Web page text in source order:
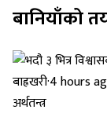
बानियाँको
बाह्रखरी·4 hours
अर्थतन्त्र